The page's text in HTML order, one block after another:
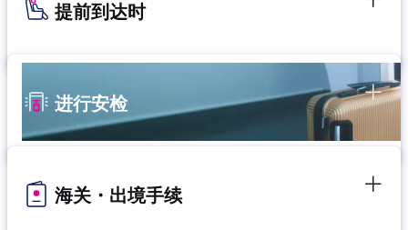
提前到达时
进行安检
海关・出境手续